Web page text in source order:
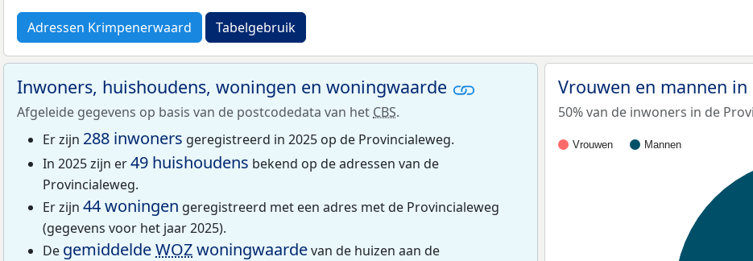
Adressen Krimpenerwaard Tabelgebruik
Inwoners, huishoudens, woningen en woningwaarde
Afgeleide gegevens op basis van de postcodedata van het CBS.
Er zijn 288 inwoners geregistreerd in 2025 op de Provincialeweg.
In 2025 zijn er49 huishoudens bekend op de adressen van de
Provincialeweg.
Er zijn 44 woningen geregistreerd met een adres met de Provincialeweg
(gegevens voor het jaar 2025).
De gemiddeldeWOZwoningwaardevan de huizen aan de
Vrouwen en mannen
50% van de inwoners in de
Vrouwen Mannen